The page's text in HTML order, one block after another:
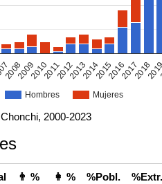
Hombres Mujeres
20082009201020112012201320142015201620172018
2000-2023
👨 % 👩 % %Pobl. %Extr.